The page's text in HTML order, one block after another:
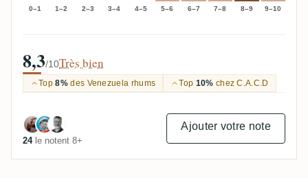
0–1 1–2 2–3 3–4 4–5 5–6 6–7 7–8 8–9 9–10
8,3/10Très bien
Top8%des Venezuela rhums Top 10% chez C.A.C.D
24le notent 8+
Ajouter votre note